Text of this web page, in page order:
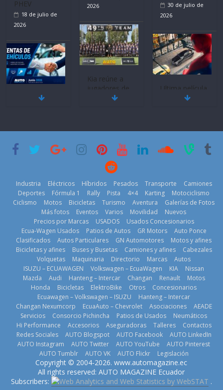
11 de julio de
2026
Bosch y
renovable
25 de julio de
Nuevo SUV
Honda ZR-V
Advanced
Hybrid para el
mercado local
23 de julio de
reingresa a
31 de julio de
Quito se alista
para un nuevo
2026
Kia reúne a
jugadores de
fútbol de todo
el mundo en
‘Kia OMBC
Cup’
6 de mayo de
2026
La Vuelta al
Ecuador 2026,
edición 47ª,
29 de julio de
2026
¿Qué puede
pasar con tu
3 de agosto de
La FEDAK
recibe 12
Sinotruk
Bolden para
cubrir las rutas
de La Vuelta
31 de julio de
2026
El costo de
tener un
Industria Eléctricos Híbridos Pesados Transporte
Camiones
Deportes
Fórmula 1 Rally Pista 4×4 Karting
Motociclismo
Ciclismo
Motos Bicicletas Turismo Aventura
Galerías de Fotos
Más fotos
Eventos Varios Movilidad
Nuevos
Precios por Marcas
USADOS
Usados Concesionarios
Ecua-Wagen Usados
Patios de Autos GR Motors
Auto Ponce
Clasificados
Autos Particulares GN Automotores
Motos y afines
Bicicletas y afines
Buses y Busetas Camiones y afines
Cabezales
Volquetas
Maquinaria Directorio Marcas
Autos
ISUZU – ECUAWAGEN
Volkswagen – EcuaWagen KIA
Nissan
Mazda
Audi Hanteng – Intercar Changan Renault
Motos
Honda
Bicicletas ElektroBike Otros
Concesionarios
Ecuawagen – Volkswagen – ISUZU
Hanteng – Intercar
Changan Nexumcorp
EcuaAuto – Chevrolet Asociaciones
AEADE
Servicios
Consorcio Pichincha Patios de Usados
Neumáticos
Hi Performance
Accesorios Aseguradoras Talleres
Contactos
Redes Sociales
AUTO Blogspot AUTO Facebook
AUTO LinkedIn
AUTO Instagram
AUTO Twitter AUTO YouTube
AUTO Pinterest
AUTO Tumblr
AUTO VK AUTO Flickr Legislación
Copyright © 2004-2026. www.automagazine.ec
All rights reserved: AUTO MAGAZINE Ecuador
Subscribers:
.